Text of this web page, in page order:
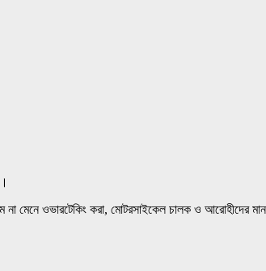
মেনে ওভারটেকিং করা, মোটরসাইকেল চালক ও আরোহীদের